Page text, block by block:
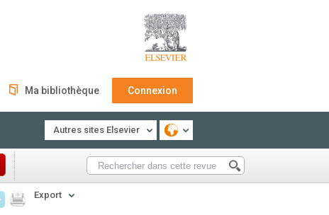
Ma bibliothèque Connexion
Autres sites Elsevier
Export